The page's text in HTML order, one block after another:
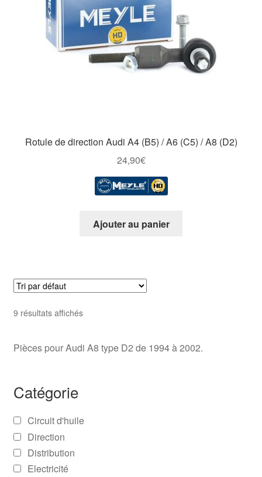
Rotule de direction Audi A4 (B5) / A6 (C5) / A8 (D2)
24,90€
Ajouter au panier
9 résultats affichés
Pièces pour Audi A8 type D2 de 1994 à 2002.
Catégorie
Circuit d'huile
Direction
Distribution
Electricité